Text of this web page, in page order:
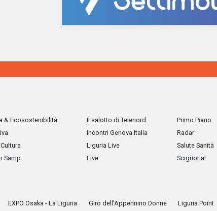
& Ecosostenibilità
Samp
Il salotto di Telenord
Incontri Genova Italia
Liguria Live
Live
Primo Piano
Radar
Salute Sanità
Scignoria!
EXPO Osaka - La Liguria Giro dell'Appennino Donne Liguria Point